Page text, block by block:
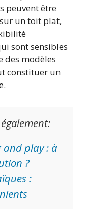
peuvent être
un toit plat,
sont sensibles
des modèles
constituer un
play : à
?
: